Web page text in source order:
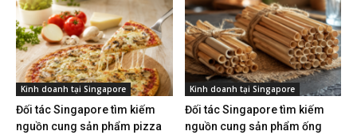
Kinh doanh tại Singapore
Đối tác Singapore tìm kiếm
nguồn cung sản phẩm pizza
Kinh doanh tại Singapore
Đối tác Singapore tìm kiếm
nguồn cung sản phẩm ống